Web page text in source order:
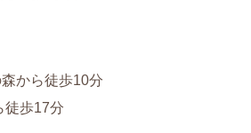
から徒歩10分
徒歩17分